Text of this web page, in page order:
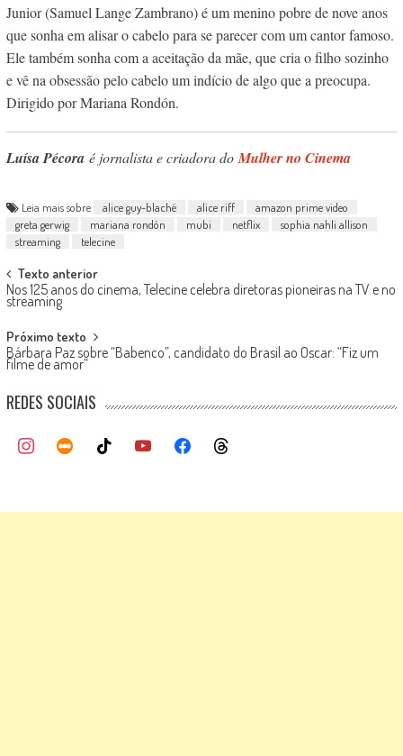
Junior (Samuel Lange Zambrano) é um menino pobre de nove anos
que sonha em alisar o cabelo para se parecer com um cantor famoso.
Ele também sonha com a aceitação da mãe, que cria o filho sozinho
e vê na obsessão pelo cabelo um indício de algo que a preocupa.
Dirigido por Mariana Rondón.
Luísa Pécoraé jornalista e criadora doMulher no Cinema
Leia mais sobre alice guy-blaché alice riff
amazon prime video
greta gerwig
mariana rondón mubi netflix
sophia nahli allison
streaming
telecine
Post
navigation
Texto anterior
Nos 125 anos do cinema, Telecine celebra diretoras pioneiras na TV e no
streaming
Próximo texto
Bárbara Paz sobre “Babenco”, candidato do Brasil ao Oscar: “Fiz um
filme de amor”
REDES SOCIAIS